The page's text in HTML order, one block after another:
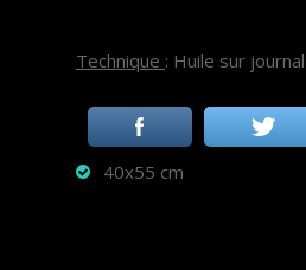
Technique : Huile sur
40x55 cm